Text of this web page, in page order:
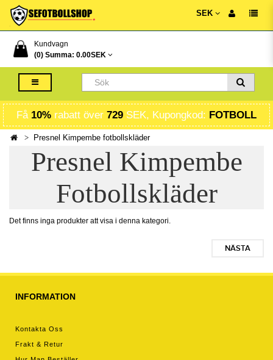
SEK
Kundvagn
(0) Summa: 0.00SEK
Få 10% rabatt över 729 SEK, Kupongkod: FOTBOLL
Presnel Kimpembe fotbollskläder
Presnel Kimpembe
Fotbollskläder
Det finns inga produkter att visa i denna kategori.
NÄSTA
INFORMATION
Kontakta Oss
Frakt & Retur